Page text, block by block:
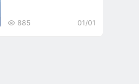
01/01
885